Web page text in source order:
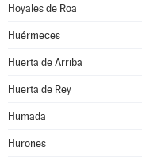
Hoyales de Roa
Huérmeces
Huerta de Arriba
Huerta de Rey
Humada
Hurones